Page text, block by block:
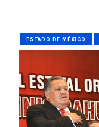
ESTADO DE MÉXICO